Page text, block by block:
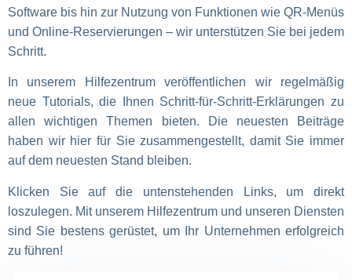
Software bis hin zur Nutzung von Funktionen wie QR-Menüs
und Online-Reservierungen – wir unterstützen Sie bei jedem
Schritt.
In unserem Hilfezentrum veröffentlichen wir regelmäßig
neue Tutorials, die Ihnen Schritt-für-Schritt-Erklärungen zu
allen wichtigen Themen bieten. Die neuesten Beiträge
haben wir hier für Sie zusammengestellt, damit Sie immer
auf dem neuesten Stand bleiben.
Klicken Sie auf die untenstehenden Links, um direkt
loszulegen. Mit unserem Hilfezentrum und unseren Diensten
sind Sie bestens gerüstet, um Ihr Unternehmen erfolgreich
zu führen!